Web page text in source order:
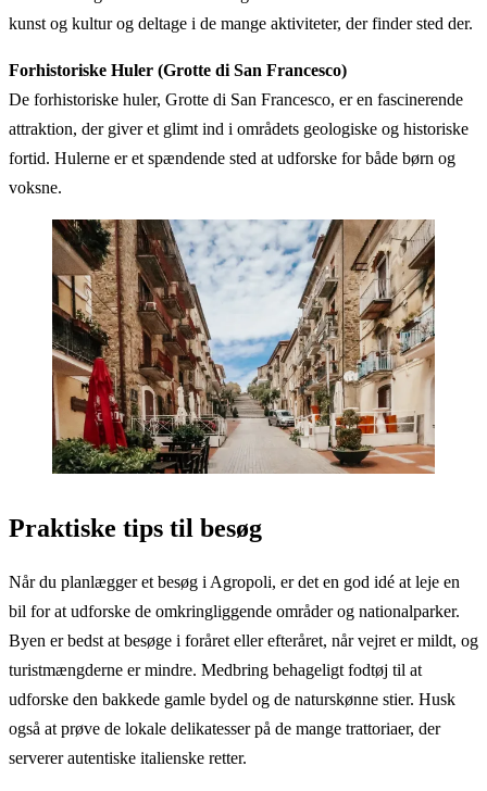
kunst og kultur og deltage i de mange aktiviteter, der finder sted der.
Forhistoriske Huler (Grotte di San Francesco)
De forhistoriske huler, Grotte di San Francesco, er en fascinerende
attraktion, der giver et glimt ind i områdets geologiske og historiske
fortid. Hulerne er et spændende sted at udforske for både børn og
voksne.
Praktiske tips til besøg
Når du planlægger et besøg i Agropoli, er det en god idé at leje en
bil for at udforske de omkringliggende områder og nationalparker.
Byen er bedst at besøge i foråret eller efteråret, når vejret er mildt, og
turistmængderne er mindre. Medbring behageligt fodtøj til at
udforske den bakkede gamle bydel og de naturskønne stier. Husk
også at prøve de lokale delikatesser på de mange trattoriaer, der
serverer autentiske italienske retter.